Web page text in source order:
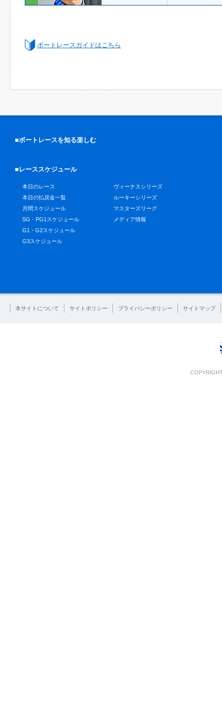
ボートレースガイドはこちら
■ボートレースを知る楽しむ
■レーススケジュール
本日のレース
本日の払戻金一覧
月間スケジュール
SG・PG1スケジュール
G1・G2スケジュール
G3スケジュール
ヴィーナスシリーズ
ルーキーシリーズ
マスターズリーグ
メディア情報
本サイトについて サイトポリシー プライバシーポリシー サイトマップ